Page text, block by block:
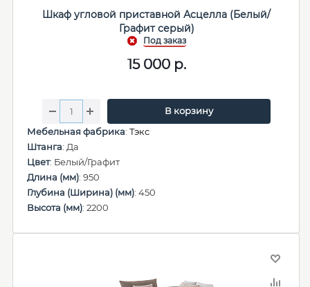
Шкаф угловой приставной Асцелла (Белый/
Графит серый)
15 000р.
В корзину
Мебельная фабрика: Тэкс
Штанга: Да
Цвет: Белый/Графит
Длина (мм): 950
Глубина (Ширина) (мм): 450
Высота (мм): 2200